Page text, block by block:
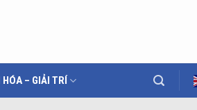
HÓA – GIẢI TRÍ